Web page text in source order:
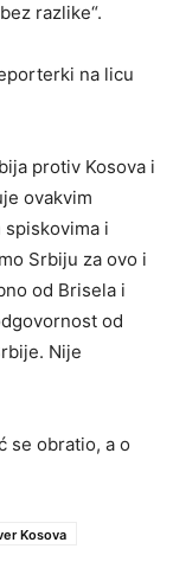
razlike“.
na licu
protiv Kosova i
ovakvim
spiskovima i
Srbiju za ovo i
od Brisela i
od
Nije
se obratio, a o
Kosova